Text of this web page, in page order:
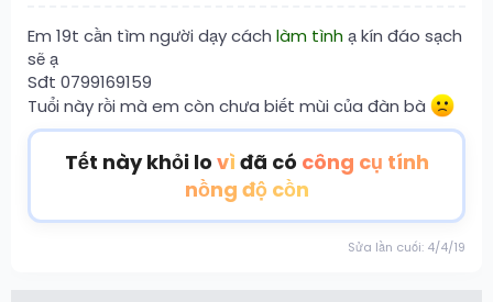
Em 19t cần tìm người dạy cách làm tìnhạ kín đáo sạch
sẽ ạ
Sđt 0799169159
Tuổi này rồi mà em còn chưa biết mùi của đàn bà
Tết này khỏi lo vì đã có công cụ tính
nồng độ cồn
Sửa lần cuối: 4/4/19